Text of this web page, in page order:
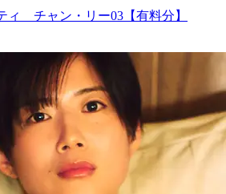
ィ チャン・リー03【有料分】